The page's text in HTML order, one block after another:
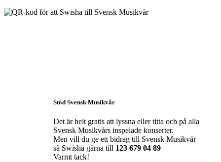
Stöd Svensk Musikvår
Det är helt gratis att lyssna eller titta och på alla
Svensk Musikvårs inspelade konserter.
Men vill du ge ett bidrag till Svensk Musikvår
så Swisha gärna till 123 679 04 89
Varmt tack!